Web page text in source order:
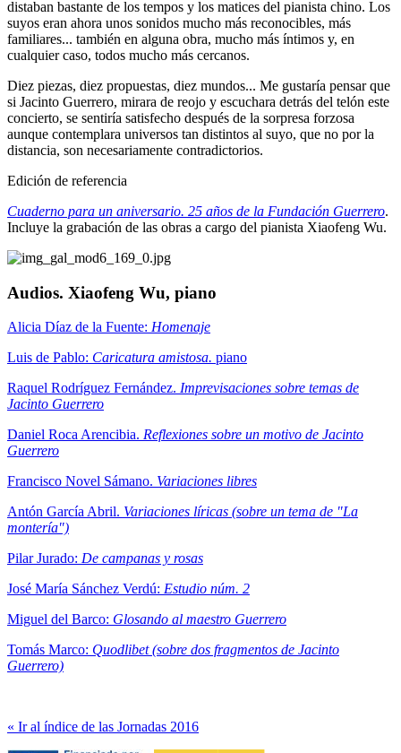
distaban bastante de los tempos y los matices del pianista chino. Los
suyos eran ahora unos sonidos mucho más reconocibles, más
familiares... también en alguna obra, mucho más íntimos y, en
cualquier caso, todos mucho más cercanos.
Diez piezas, diez propuestas, diez mundos... Me gustaría pensar que
si Jacinto Guerrero, mirara de reojo y escuchara detrás del telón este
concierto, se sentiría satisfecho después de la sorpresa forzosa
aunque contemplara universos tan distintos al suyo, que no por la
distancia, son necesariamente contradictorios.
Edición de referencia
Cuaderno para un aniversario. 25 años de la Fundación Guerrero.
Incluye la grabación de las obras a cargo del pianista Xiaofeng Wu.
Audios. Xiaofeng Wu, piano
Alicia Díaz de la Fuente: Homenaje
Luis de Pablo: Caricatura amistosa. piano
Raquel Rodríguez Fernández. Imprevisaciones sobre temas de
Jacinto Guerrero
Daniel Roca Arencibia. Reflexiones sobre un motivo de Jacinto
Guerrero
Francisco Novel Sámano. Variaciones libres
Antón García Abril. Variaciones líricas (sobre un tema de "La
montería")
Pilar Jurado: De campanas y rosas
José María Sánchez Verdú: Estudio núm. 2
Miguel del Barco: Glosando al maestro Guerrero
Tomás Marco: Quodlibet (sobre dos fragmentos de Jacinto
Guerrero)
« Ir al índice de las Jornadas 2016